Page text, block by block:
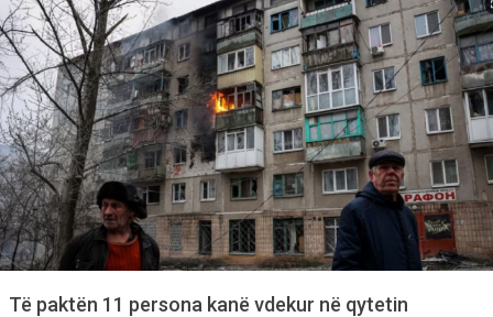
Të paktën 11 persona kanë vdekur në qytetin